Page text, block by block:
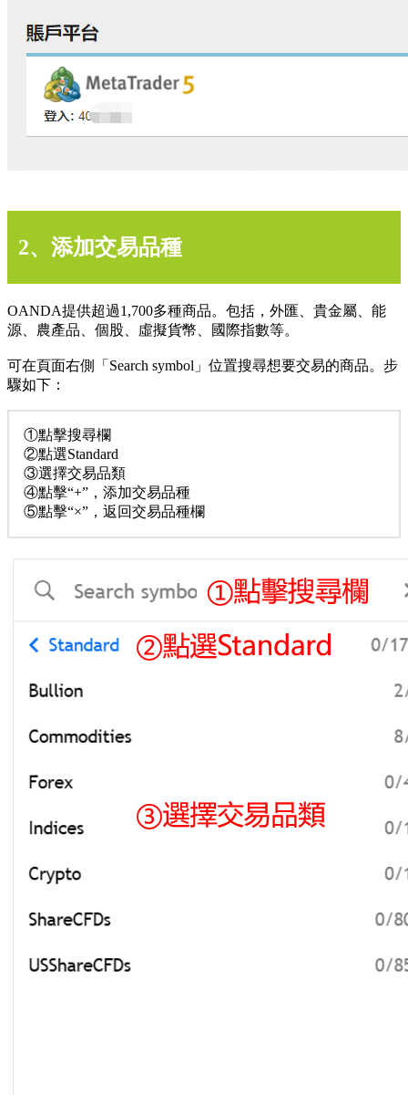
2、添加交易品種
OANDA提供超過1,700多種商品。包括，外匯、貴金屬、能
源、農產品、個股、虛擬貨幣、國際指數等。
可在頁面右側「Search symbol」位置搜尋想要交易的商品。步
驟如下：
①點擊搜尋欄
②點選Standard
③選擇交易品類
④點擊“+”，添加交易品種
⑤點擊“×”，返回交易品種欄